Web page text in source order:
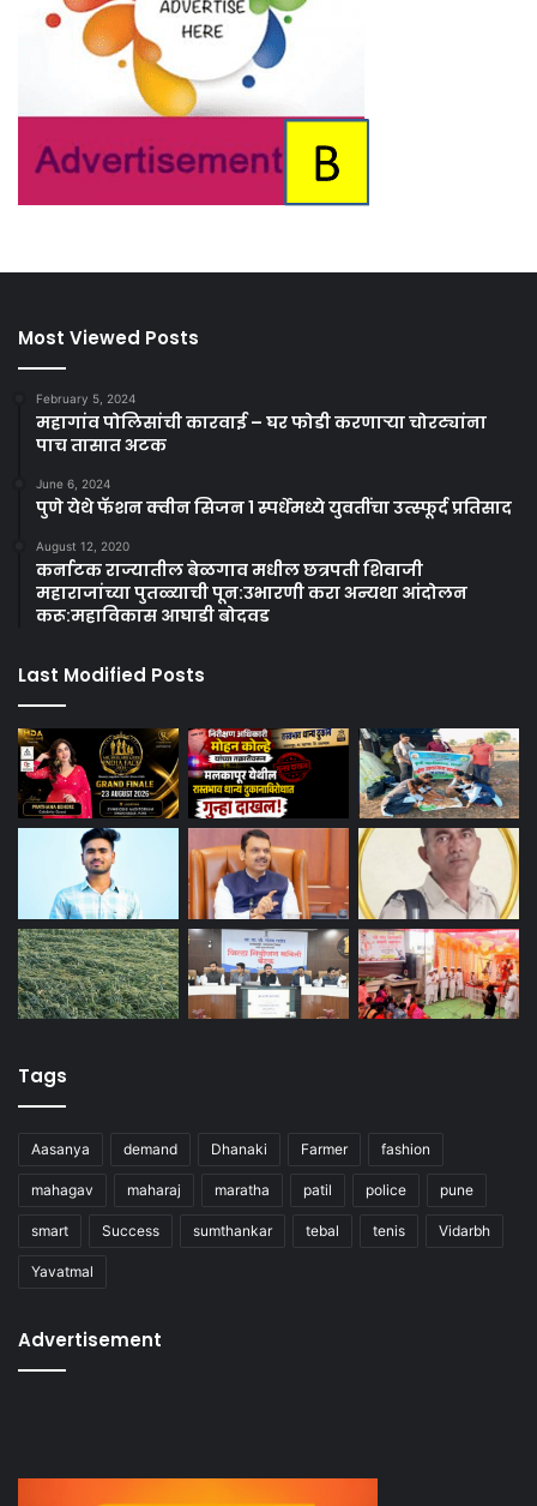
Most Viewed Posts
February 5, 2024
महागांव पोलिसांची कारवाई – घर फोडी करणाऱ्या चोरट्यांना
पाच तासात अटक
June 6, 2024
पुणे येथे फॅशन क्वीन सिजन 1 स्पर्धेमध्ये युवतींचा उत्स्फूर्द प्रतिसाद
August 12, 2020
कर्नाटक राज्यातील बेळगाव मधील छत्रपती शिवाजी
महाराजांच्या पुतळ्याची पून:उभारणी करा अन्यथा आंदोलन
करू:महाविकास आघाडी बोदवड
Last Modified Posts
Tags
Aasanya demand Dhanaki Farmer fashion
mahagav maharaj maratha patil police pune
smart Success sumthankar tebal tenis Vidarbh
Yavatmal
Advertisement